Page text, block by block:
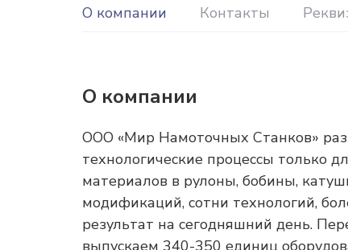
О компании Контакты
О компании
ООО «Мир Намоточных Станков»
технологические процессы только
материалов в рулоны, бобины,
модификаций, сотни технологий,
результат на сегодняшний день.
выпускаем 340-350 единиц